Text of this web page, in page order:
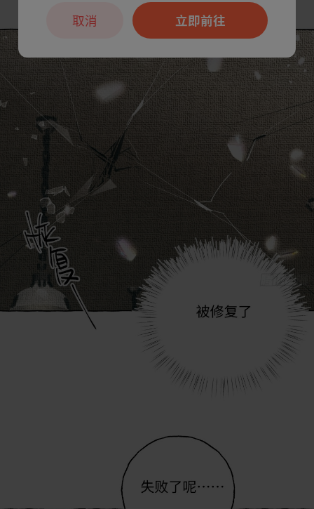
立即前往
取消